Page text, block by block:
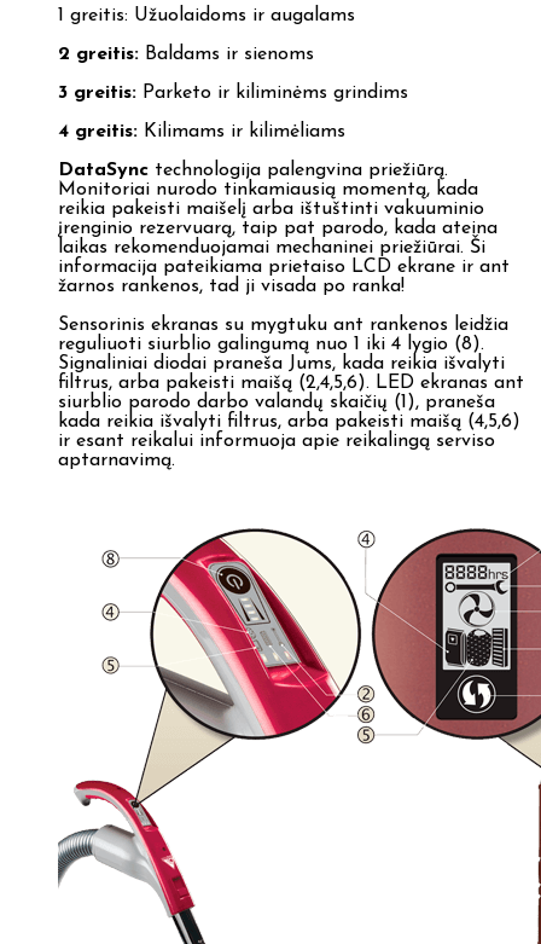
1 greitis: Užuolaidoms ir augalams
2 greitis: Baldams ir sienoms
3 greitis: Parketo ir kiliminėms grindims
4 greitis: Kilimams ir kilimėliams
DataSync technologija palengvina priežiūrą.
Monitoriai nurodo tinkamiausią momentą, kada
reikia pakeisti maišelį arba ištuštinti vakuuminio
įrenginio rezervuarą, taip pat parodo, kada ateina
laikas rekomenduojamai mechaninei priežiūrai. Ši
informacija pateikiama prietaiso LCD ekrane ir ant
žarnos rankenos, tad ji visada po ranka!
Sensorinis ekranas su mygtuku ant rankenos leidžia
reguliuoti siurblio galingumą nuo 1 iki 4 lygio (8).
Signaliniai diodai praneša Jums, kada reikia išvalyti
filtrus, arba pakeisti maišą (2,4,5,6). LED ekranas ant
siurblio parodo darbo valandų skaičių (1), praneša
kada reikia išvalyti filtrus, arba pakeisti maišą (4,5,6)
ir esant reikalui informuoja apie reikalingą serviso
aptarnavimą.